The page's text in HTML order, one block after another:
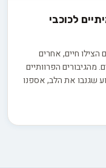
לכוכבי
חיים, אחרים
מהגיבורים הפרוותיים
שגנבו את הלב, אספנו